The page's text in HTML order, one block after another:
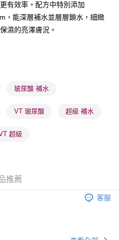
天送達
以上免運費
隨機分配至SF順豐速運或京東
重寄
重寄
有效率。配方中特別添加
能深層補水並層層鎖水，細緻
濕的亮澤膚況。
玻尿酸 補水
VT 玻尿酸 超級 補水
超級
推薦
客服